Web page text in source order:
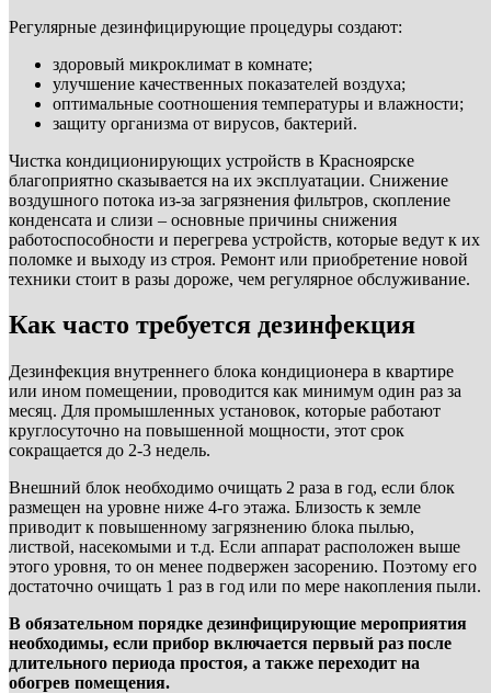
Регулярные дезинфицирующие процедуры создают:
здоровый микроклимат в комнате;
улучшение качественных показателей воздуха;
оптимальные соотношения температуры и влажности;
защиту организма от вирусов, бактерий.
Чистка кондиционирующих устройств в Красноярске
благоприятно сказывается на их эксплуатации. Снижение
воздушного потока из-за загрязнения фильтров, скопление
конденсата и слизи – основные причины снижения
работоспособности и перегрева устройств, которые ведут к их
поломке и выходу из строя. Ремонт или приобретение новой
техники стоит в разы дороже, чем регулярное обслуживание.
Как часто требуется дезинфекция
Дезинфекция внутреннего блока кондиционера в квартире
или ином помещении, проводится как минимум один раз за
месяц. Для промышленных установок, которые работают
круглосуточно на повышенной мощности, этот срок
сокращается до 2-3 недель.
Внешний блок необходимо очищать 2 раза в год, если блок
размещен на уровне ниже 4-го этажа. Близость к земле
приводит к повышенному загрязнению блока пылью,
листвой, насекомыми и т.д. Если аппарат расположен выше
этого уровня, то он менее подвержен засорению. Поэтому его
достаточно очищать 1 раз в год или по мере накопления пыли.
В обязательном порядке дезинфицирующие мероприятия
необходимы, если прибор включается первый раз после
длительного периода простоя, а также переходит на
обогрев помещения.